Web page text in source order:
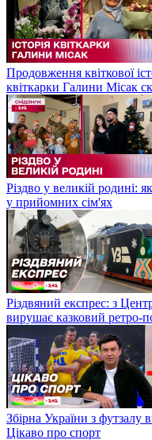
Продовження квіткової
квіткарки Галини Місак
Різдво у великій родині:
у прийомних сім'ях
Різдвяний експрес: з
вирушає казковий ретро-
Збірна України з футзалу
Цікаво про спорт